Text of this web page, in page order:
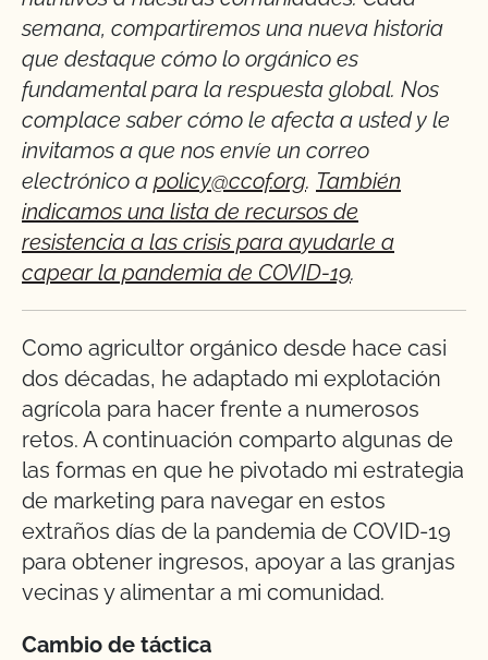
semana, compartiremos una nueva historia
que destaque cómo lo orgánico es
fundamental para la respuesta global. Nos
complace saber cómo le afecta a usted y le
invitamos a que nos envíe un correo
electrónico a policy@ccof.org. También
indicamos una lista de recursos de
resistencia a las crisis para ayudarle a
capear la pandemia de COVID-19.
Como agricultor orgánico desde hace casi
dos décadas, he adaptado mi explotación
agrícola para hacer frente a numerosos
retos. A continuación comparto algunas de
las formas en que he pivotado mi estrategia
de marketing para navegar en estos
extraños días de la pandemia de COVID-19
para obtener ingresos, apoyar a las granjas
vecinas y alimentar a mi comunidad.
Cambio de táctica